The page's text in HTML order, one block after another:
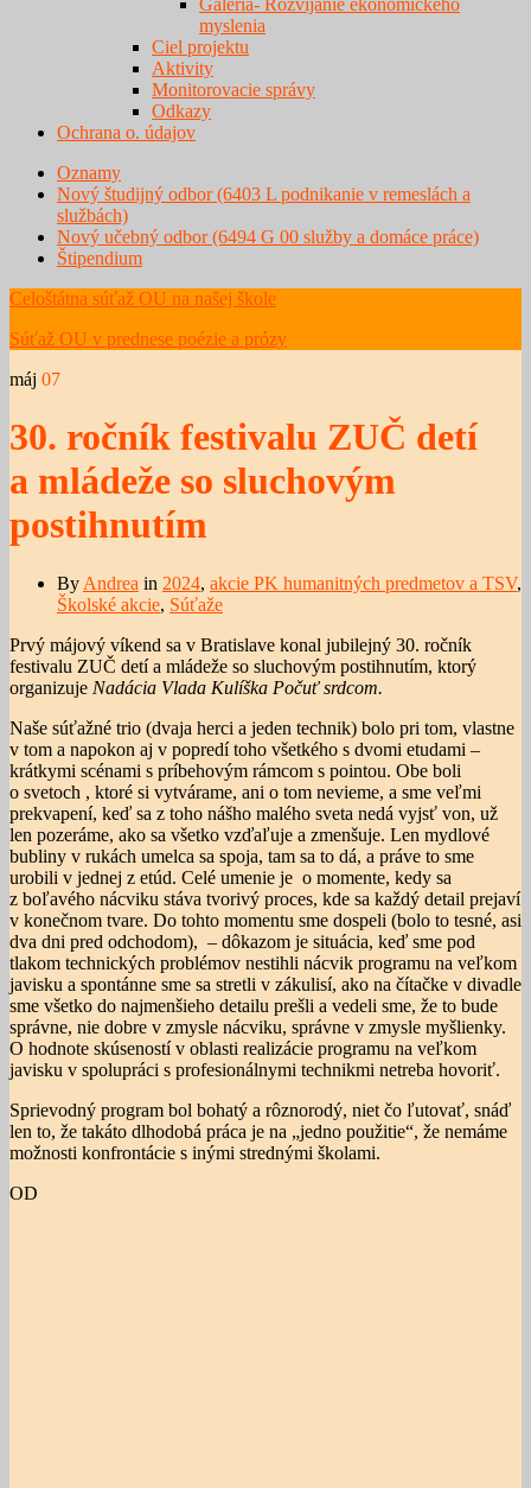
Galéria- Rozvíjanie ekonomického
myslenia
Ciel projektu
Aktivity
Monitorovacie správy
Odkazy
Ochrana o. údajov
Oznamy
Nový študijný odbor (6403 L podnikanie v remeslách a
službách)
Nový učebný odbor (6494 G 00 služby a domáce práce)
Štipendium
Celoštátna súťaž OU na našej škole
Súťaž OU v prednese poézie a prózy
máj 07
30. ročník festivalu ZUČ detí
a mládeže so sluchovým
postihnutím
By Andrea in 2024, akcie PK humanitných predmetov a TSV,
Školské akcie, Súťaže
Prvý májový víkend sa v Bratislave konal jubilejný 30. ročník
festivalu ZUČ detí a mládeže so sluchovým postihnutím, ktorý
organizuje Nadácia Vlada Kulíška Počuť srdcom.
Naše súťažné trio (dvaja herci a jeden technik) bolo pri tom, vlastne
v tom a napokon aj v popredí toho všetkého s dvomi etudami –
krátkymi scénami s príbehovým rámcom s pointou. Obe boli
o svetoch , ktoré si vytvárame, ani o tom nevieme, a sme veľmi
prekvapení, keď sa z toho nášho malého sveta nedá vyjsť von, už
len pozeráme, ako sa všetko vzďaľuje a zmenšuje. Len mydlové
bubliny v rukách umelca sa spoja, tam sa to dá, a práve to sme
urobili v jednej z etúd. Celé umenie je o momente, kedy sa
z boľavého nácviku stáva tvorivý proces, kde sa každý detail prejaví
v konečnom tvare. Do tohto momentu sme dospeli (bolo to tesné, asi
dva dni pred odchodom), – dôkazom je situácia, keď sme pod
tlakom technických problémov nestihli nácvik programu na veľkom
javisku a spontánne sme sa stretli v zákulisí, ako na čítačke v divadle
sme všetko do najmenšieho detailu prešli a vedeli sme, že to bude
správne, nie dobre v zmysle nácviku, správne v zmysle myšlienky.
O hodnote skúseností v oblasti realizácie programu na veľkom
javisku v spolupráci s profesionálnymi technikmi netreba hovoriť.
Sprievodný program bol bohatý a rôznorodý, niet čo ľutovať, snáď
len to, že takáto dlhodobá práca je na „jedno použitie“, že nemáme
možnosti konfrontácie s inými strednými školami.
OD